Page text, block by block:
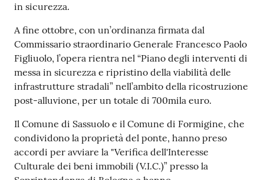
Seguici
su
in sicurezza.
A fine ottobre, con un’ordinanza firmata dal
Commissario straordinario Generale Francesco Paolo
Figliuolo, l’opera rientra nel “Piano degli interventi di
messa in sicurezza e ripristino della viabilità delle
infrastrutture stradali” nell’ambito della ricostruzione
post-alluvione, per un totale di 700mila euro.
Il Comune di Sassuolo e il Comune di Formigine, che
condividono la proprietà del ponte, hanno preso
accordi per avviare la "Verifica dell'Interesse
Culturale dei beni immobili (V.I.C.)” presso la